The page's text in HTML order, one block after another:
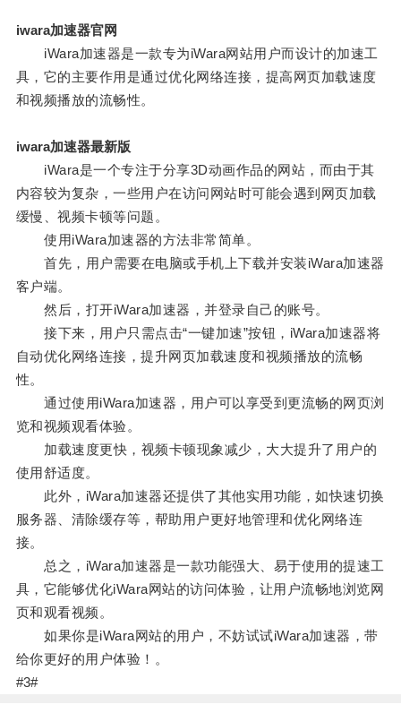
iwara加速器官网
iWara加速器是一款专为iWara网站用户而设计的加速工
具，它的主要作用是通过优化网络连接，提高网页加载速度
和视频播放的流畅性。
iwara加速器最新版
iWara是一个专注于分享3D动画作品的网站，而由于其
内容较为复杂，一些用户在访问网站时可能会遇到网页加载
缓慢、视频卡顿等问题。
使用iWara加速器的方法非常简单。
首先，用户需要在电脑或手机上下载并安装iWara加速器
客户端。
然后，打开iWara加速器，并登录自己的账号。
接下来，用户只需点击“一键加速”按钮，iWara加速器将
自动优化网络连接，提升网页加载速度和视频播放的流畅
性。
通过使用iWara加速器，用户可以享受到更流畅的网页浏
览和视频观看体验。
加载速度更快，视频卡顿现象减少，大大提升了用户的
使用舒适度。
此外，iWara加速器还提供了其他实用功能，如快速切换
服务器、清除缓存等，帮助用户更好地管理和优化网络连
接。
总之，iWara加速器是一款功能强大、易于使用的提速工
具，它能够优化iWara网站的访问体验，让用户流畅地浏览网
页和观看视频。
如果你是iWara网站的用户，不妨试试iWara加速器，带
给你更好的用户体验！。
#3#